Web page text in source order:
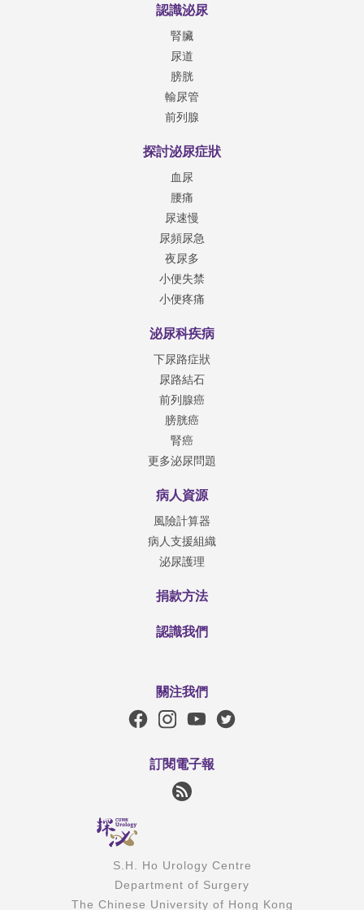
認識泌尿
腎臟
尿道
膀胱
輸尿管
前列腺
探討泌尿症狀
血尿
腰痛
尿速慢
尿頻尿急
夜尿多
小便失禁
小便疼痛
泌尿科疾病
下尿路症狀
尿路結石
前列腺癌
膀胱癌
腎癌
更多泌尿問題
病人資源
風險計算器
病人支援組織
泌尿護理
捐款方法
認識我們
關注我們
訂閱電子報
S.H. Ho Urology Centre
Department of Surgery
The Chinese University of Hong Kong